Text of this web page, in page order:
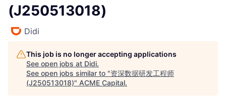
ACME Homepage
(J250513018)
Didi
This job is no longer accepting applications
See open jobs at Didi.
See open jobs similar to "资深数据研发工程师
(J250513018)" ACME Capital.